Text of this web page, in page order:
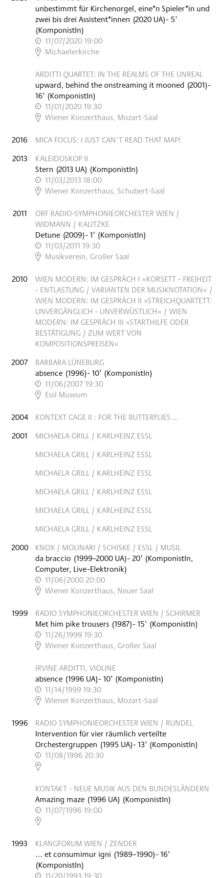
unbestimmt für Kirchenorgel, eine*n Spieler*in und
zwei bis drei Assistent*innen (2020 UA)- 5'
(KomponistIn)
11/07/2020 19:00
,
Michaelerkirche
ARDITTI QUARTET: IN THE REALMS OF THE UNREAL
upward, behind the onstreaming it mooned (2001)-
16' (KomponistIn)
11/01/2020 19:30
,
Wiener Konzerthaus, Mozart-Saal
2016
MICA FOCUS: I JUST CAN'T READ THAT MAP!
2013
KALEIDOSKOP II
Stern (2013 UA) (KomponistIn)
11/03/2013 18:00
,
Wiener Konzerthaus, Schubert-Saal
2011
ORF RADIO-SYMPHONIEORCHESTER WIEN /
WIDMANN / KALITZKE
Detune (2009)- 1' (KomponistIn)
11/03/2011 19:30
,
Musikverein, Großer Saal
2010
WIEN MODERN: IM GESPRÄCH I »KORSETT - FREIHEIT
- ENTLASTUNG / VARIANTEN DER MUSIKNOTATION« /
WIEN MODERN: IM GESPRÄCH II »STREICHQUARTETT:
UNVERGÄNGLICH - UNVERWÜSTLICH« / WIEN
MODERN: IM GESPRÄCH III »STARTHILFE ODER
BESTÄTIGUNG / ZUM WERT VON
KOMPOSITIONSPREISEN«
2007
BARBARA LÜNEBURG
absence (1996)- 10' (KomponistIn)
11/06/2007 19:30
,
Essl Museum
2004
KONTEXT CAGE II : FOR THE BUTTERFLIES …
2001
MICHAELA GRILL / KARLHEINZ ESSL
MICHAELA GRILL / KARLHEINZ ESSL
MICHAELA GRILL / KARLHEINZ ESSL
MICHAELA GRILL / KARLHEINZ ESSL
MICHAELA GRILL / KARLHEINZ ESSL
MICHAELA GRILL / KARLHEINZ ESSL
2000
KNOX / MOLINARI / SCHISKE / ESSL / MUSIL
da braccio (1999–2000 UA)- 20' (KomponistIn,
Computer, Live-Elektronik)
11/06/2000 20:00
,
Wiener Konzerthaus, Neuer Saal
1999
RADIO SYMPHONIEORCHESTER WIEN / SCHIRMER
Met him pike trousers (1987)- 15' (KomponistIn)
11/26/1999 19:30
,
Wiener Konzerthaus, Großer Saal
IRVINE ARDITTI, VIOLINE
absence (1996 UA)- 10' (KomponistIn)
11/14/1999 19:30
,
Wiener Konzerthaus, Mozart-Saal
1996
RADIO SYMPHONIEORCHESTER WIEN / RUNDEL
Intervention für vier räumlich verteilte
Orchestergruppen (1995 UA)- 13' (KomponistIn)
11/08/1996 20:30
,
KONTAKT - NEUE MUSIK AUS DEN BUNDESLÄNDERN
Amazing maze (1996 UA) (KomponistIn)
11/07/1996 19:00
,
1993
KLANGFORUM WIEN / ZENDER
... et consumimur igni (1989–1990)- 16'
(KomponistIn)
11/20/1993 19:30